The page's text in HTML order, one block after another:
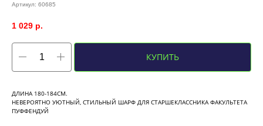
Артикул: 60685
1 029 р.
КУПИТЬ
ДЛИНА 180-184СМ.
НЕВЕРОЯТНО УЮТНЫЙ, СТИЛЬНЫЙ ШАРФ ДЛЯ СТАРШЕКЛАССНИКА ФАКУЛЬТЕТА
ПУФФЕНДУЙ